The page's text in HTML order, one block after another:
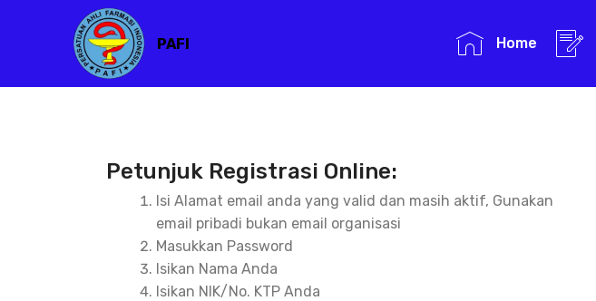
PAFI Home
Petunjuk Registrasi Online:
Isi Alamat email anda yang valid dan masih aktif, Gunakan
email pribadi bukan email organisasi
Masukkan Password
Isikan Nama Anda
Isikan NIK/No. KTP Anda